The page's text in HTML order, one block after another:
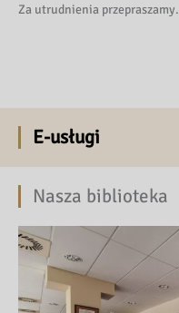
Za utrudnienia przepraszamy.
E-usługi
Nasza biblioteka